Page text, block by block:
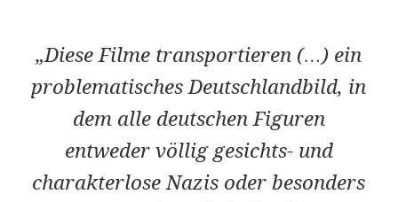
„Diese Filme transportieren (…) ein
problematisches Deutschlandbild, in
dem alle deutschen Figuren
entweder völlig gesichts- und
charakterlose Nazis oder besonders